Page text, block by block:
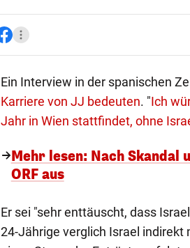
Ein Interview in der spanischen
Karriere von JJ bedeuten. "Ich
Jahr in Wien stattfindet, ohne
Mehr lesen: Nach Skandal
ORF aus
Er sei "sehr enttäuscht, dass
24-Jährige verglich Israel indirekt